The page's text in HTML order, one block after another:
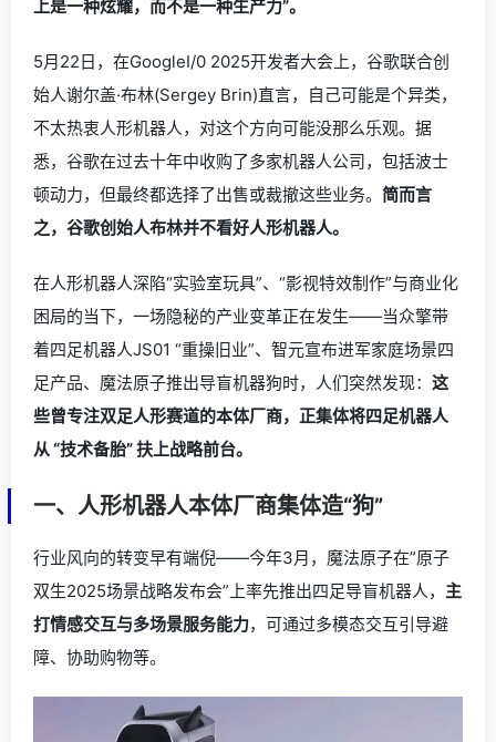
上是一种炫耀，而不是一种生产力”。
5月22日，在GoogleI/0 2025开发者大会上，谷歌联合创
始人谢尔盖·布林(Sergey Brin)直言，自己可能是个异类，
不太热衷人形机器人，对这个方向可能没那么乐观。据
悉，谷歌在过去十年中收购了多家机器人公司，包括波士
顿动力，但最终都选择了出售或裁撤这些业务。 简而言
之，谷歌创始人布林并不看好人形机器人。
在人形机器人深陷“实验室玩具”、“影视特效制作”与商业化
困局的当下，一场隐秘的产业变革正在发生——当众擎带
着四足机器人JS01 “重操旧业”、智元宣布进军家庭场景四
足产品、魔法原子推出导盲机器狗时，人们突然发现： 这
些曾专注双足人形赛道的本体厂商，正集体将四足机器人
从 “技术备胎” 扶上战略前台。
一、人形机器人本体厂商集体造“狗”
行业风向的转变早有端倪——今年3月，魔法原子在”原子
双生2025场景战略发布会”上率先推出四足导盲机器人， 主
打情感交互与多场景服务能力，可通过多模态交互引导避
障、协助购物等。